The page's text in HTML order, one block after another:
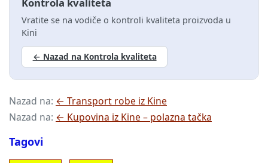
Vratite se na vodiče o kontroli kvaliteta proizvoda u
Kini
← Nazad na Kontrola kvaliteta
Nazad na: ← Transport robe iz Kine
Nazad na: ← Kupovina iz Kine – polazna tačka
Tagovi